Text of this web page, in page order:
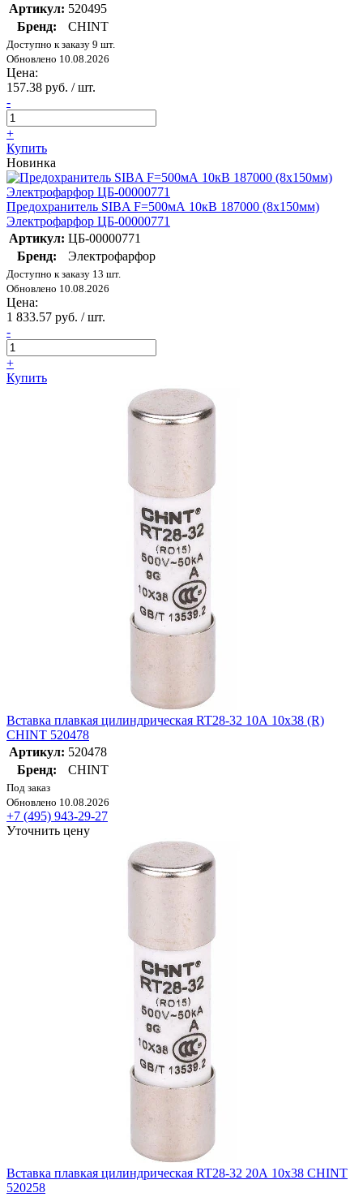
Артикул: 520495
Бренд:
CHINT
Доступно к заказу 9 шт.
Обновлено 10.08.2026
Цена:
157.38 руб. / шт.
-
+
Купить
Новинка
Предохранитель SIBA F=500мА 10кВ 187000 (8х150мм)
Электрофарфор ЦБ-00000771
Артикул: ЦБ-00000771
Бренд:
Электрофарфор
Доступно к заказу 13 шт.
Обновлено 10.08.2026
Цена:
1 833.57 руб. / шт.
-
+
Купить
Вставка плавкая цилиндрическая RT28-32 10А 10х38 (R)
CHINT 520478
Артикул: 520478
Бренд:
CHINT
Под заказ
Обновлено 10.08.2026
+7 (495) 943-29-27
Уточнить цену
Вставка плавкая цилиндрическая RT28-32 20А 10х38 CHINT
520258